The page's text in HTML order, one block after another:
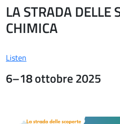
LA STRADA DELLE
CHIMICA
Listen
6–18 ottobre 2025